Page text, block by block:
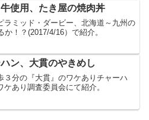
使用、たき屋の焼肉丼
ラミッド・ダービー、北海道～九州の
！？(2017/4/16）で紹介。
ン、大貫のやきめし
３分の『大貫』のワケありチャーハ
あり調査委員会にて紹介。